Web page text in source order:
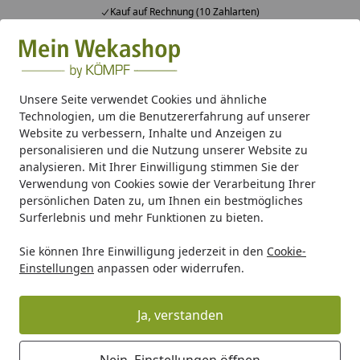
Unsere Seite verwendet Cookies und ähnliche
Technologien, um die Benutzererfahrung auf unserer
Website zu verbessern, Inhalte und Anzeigen zu
personalisieren und die Nutzung unserer Website zu
analysieren. Mit Ihrer Einwilligung stimmen Sie der
Verwendung von Cookies sowie der Verarbeitung Ihrer
persönlichen Daten zu, um Ihnen ein bestmögliches
Surferlebnis und mehr Funktionen zu bieten.
Sie können Ihre Einwilligung jederzeit in den Cookie-
Einstellungen anpassen oder widerrufen.
Ja, verstanden
Kauf auf Rechnung (10 Zahlarten)
Alle Produkte
Mein Konto
Suchen
Startseite
Weka digitale Systemsteuerung für Saunaofen BioAktiv
Weka digitale Systemsteuerung für
Saunaofen BioAktiv